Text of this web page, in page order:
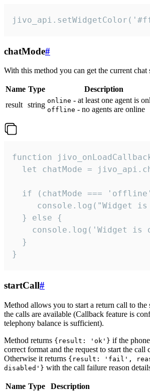
chatMode#
With this method you can get the current
Name Type
Description
result string online - at least one agent is
offline - no agents are online
function
let chatMode =
if (chatMode ===
console.log("Widget is
  } else {
console.log('Widget is
  }
}
startCall#
Method allows you to start a return call to the
the calls are available (Callback feature is
telephony balance is sufficient).
Method returns {result: 'ok'} if the
correct format and the request to start the call
Otherwise it returns {result: 'fail',
disabled'} with the call failure reason
Name Type
Description